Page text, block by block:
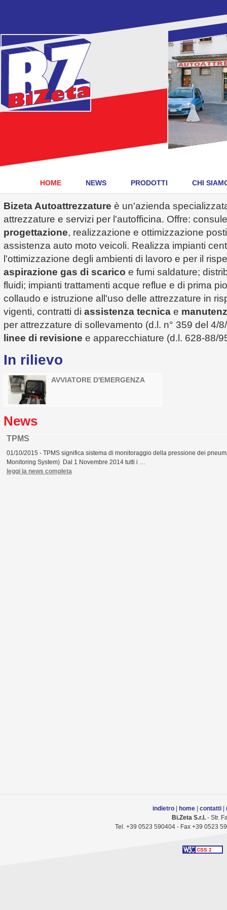
HOME NEWS PRODOTTI CHI
Bizeta Autoattrezzature è un'azienda
attrezzature e servizi per l'autofficina. Offre:
progettazione, realizzazione e ottimizzazione
assistenza auto moto veicoli. Realizza impianti
l'ottimizzazione degli ambienti di lavoro e per il
aspirazione gas di scarico e fumi saldature;
fluidi; impianti trattamenti acque reflue e di prima
collaudo e istruzione all'uso delle attrezzature in
vigenti, contratti di assistenza tecnica e
per attrezzature di sollevamento (d.l. n° 359 del 4/
linee di revisione e apparecchiature (d.l. 628-88/
In rilievo
AVVIATORE D'EMERGENZA
News
TPMS
01/10/2015 - TPMS significa sistema di monitoraggio della pressione dei
Monitoring System) Dal 1 Novembre 2014 tutti i …
leggi la news completa
indietro| home| contatti|
Bi.Zeta S.r.l. - Str.
Tel. +39 0523 590404 - Fax +39 0523